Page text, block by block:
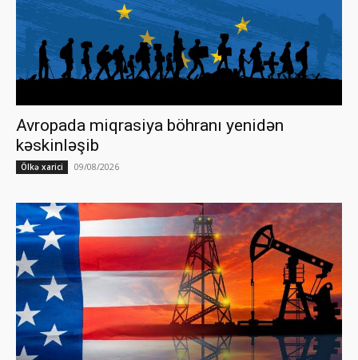
Avropada miqrasiya böhranı yenidən
kəskinləşib
Ölkə xarici 09/08/2026